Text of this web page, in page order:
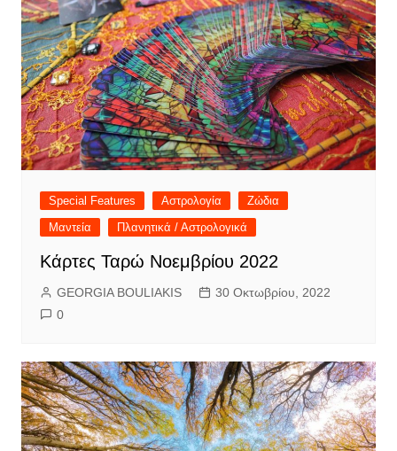
Special Features Αστρολογία
Ζώδια
Μαντεία
Πλανητικά / Αστρολογικά
Κάρτες Ταρώ Νοεμβρίου 2022
GEORGIA BOULIAKIS
30 Οκτωβρίου, 2022
0